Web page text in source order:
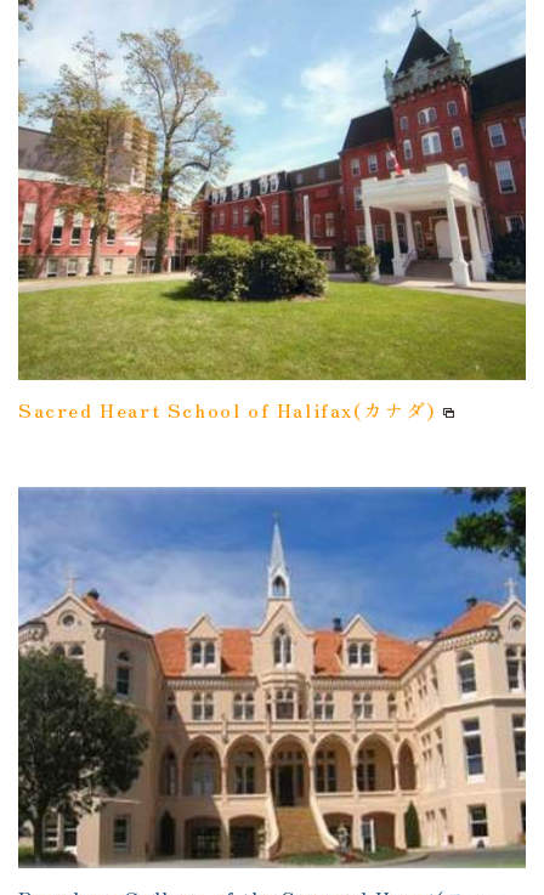
Sacred Heart School of Halifax(カナダ)